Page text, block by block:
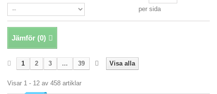
per sida
Jämför (0)
Visa alla
1 2 3 ... 39
Visar 1 - 12 av 458 artiklar